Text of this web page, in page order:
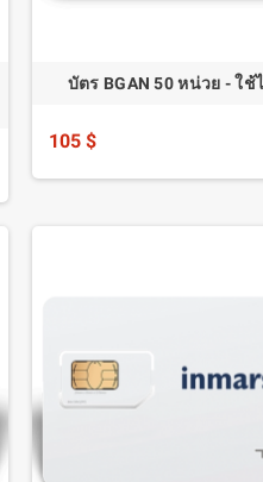
บัตร BGAN 50 หน่วย - ใช้
105 $